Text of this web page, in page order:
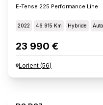
E-Tense 225 Performance Line
2022 46 915 Km Hybride
23 990 €
Lorient (56)